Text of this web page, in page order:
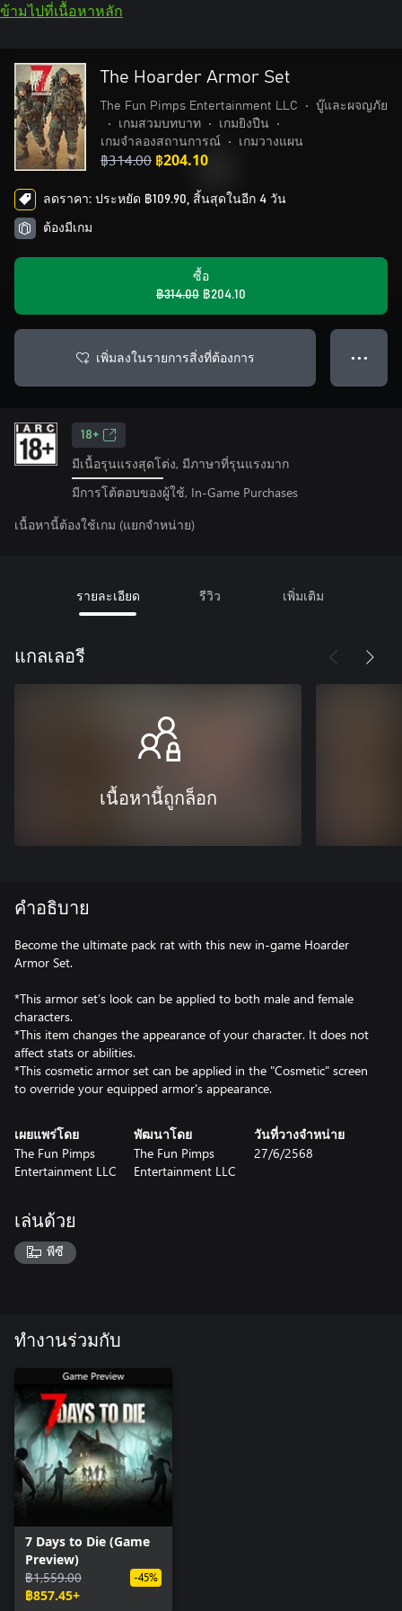
ข้ามไปที่เนื้อหาหลัก
The Hoarder Armor Set
The Fun Pimps Entertainment LLC •
บู๊และผจญภัย
•
เกมสวมบทบาท • เกมยิงปืน
•
เกมจำลองสถานการณ์
• เกมวางแผน
฿314.00 ฿204.10
ลดราคา: ประหยัด ฿109.90, สิ้นสุดในอีก 4 วัน
ต้องมีเกม
ซื้อ
฿314.00 ฿204.10
เพิ่มลงในรายการสิ่งที่ต้องการ ● ● ●
18+
มีเนื้อรุนแรงสุดโต่ง, มีภาษาที่รุนแรงมาก
มีการโต้ตอบของผู้ใช้, In-Game Purchases
เนื้อหานี้ต้องใช้เกม (แยกจำหน่าย)
รายละเอียด รีวิว เพิ่มเติม
แกลเลอรี
เนื้อหานี้ถูกล็อก
คำอธิบาย
Become the ultimate pack rat with this new in-game Hoarder
Armor Set.
*This armor set’s look can be applied to both male and female
characters.
*This item changes the appearance of your character. It does not
affect stats or abilities.
*This cosmetic armor set can be applied in the "Cosmetic" screen
to override your equipped armor's appearance.
เผยแพร่โดย
The Fun Pimps
Entertainment LLC
พัฒนาโดย
The Fun Pimps
Entertainment LLC
วันที่วางจำหน่าย
27/6/2568
เล่นด้วย
พีซี
ทำงานร่วมกับ
7 Days to Die (Game
Preview)
฿1,559.00
฿857.45+
-45%